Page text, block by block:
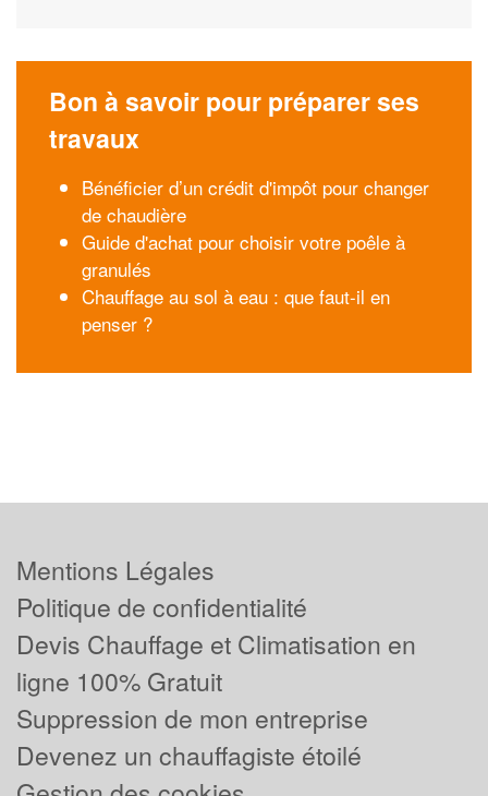
Bon à savoir pour préparer ses
travaux
Bénéficier d’un crédit d'impôt pour changer
de chaudière
Guide d'achat pour choisir votre poêle à
granulés
Chauffage au sol à eau : que faut-il en
penser ?
Mentions Légales
Politique de confidentialité
Devis Chauffage et Climatisation en
ligne 100% Gratuit
Suppression de mon entreprise
Devenez un chauffagiste étoilé